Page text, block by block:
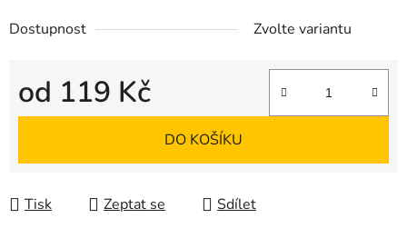
Dostupnost Zvolte variantu
od 119 Kč
Měrná cena:
DO KOŠÍKU
Tisk Zeptat se Sdílet